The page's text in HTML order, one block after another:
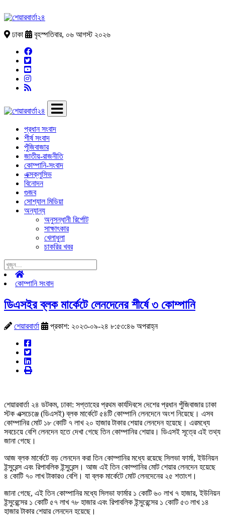
ঢাকা বৃহস্পতিবার, ০৬ আগস্ট ২০২৬
প্রধান সংবাদ
শীর্ষ সংবাদ
পুঁজিবাজার
জাতীয়-রাজনীতি
কোম্পানি-সংবাদ
এক্সক্লুসিভ
বিনোদন
গুজব
সোশ্যাল মিডিয়া
অন্যান্য
অনুসন্ধানী রির্পোট
সাক্ষাৎকার
খেলাধুলা
চাকরির খবর
কোম্পানি সংবাদ
ডিএসইর ব্লক মার্কেটে লেনদেনের শীর্ষে ৩ কোম্পানি
শেয়ারবার্তা প্রকাশ: ২০২৩-০৯-২৪ ৮:৫৩:৪৬ অপরাহ্ন
শেয়ারবার্তা ২৪ ডটকম, ঢাকা: সপ্তাহের প্রথম কার্যদিবসে দেশের প্রধান পুঁজিবাজার ঢাকা
স্টক এক্সচেঞ্জে (ডিএসই) ব্লক মার্কেটে ৫৪টি কোম্পানি লেনদেনে অংশ নিয়েছে। এসব
কোম্পানির মোট ১৮ কোটি ৭ লাখ ২০ হাজার টাকার শেয়ার লেনদেন হয়েছে। এরমধ্যে
সবচেয়ে বেশি লেনদেন হতে দেখা গেছে তিন কোম্পানির শেয়ার। ডিএসই সূত্রে এই তথ্য
জানা গেছে।
আজ ব্লক মার্কেটে বড় লেনদেন করা তিন কোম্পানির মধ্যে রয়েছে সিলভা ফার্মা, ইউনিয়ন
ইন্সুরেন্স এবং রিপাবলিক ইন্সুরেন্স। আজ এই তিন কোম্পানির মোট শেয়ার লেনদেন হয়েছে
৪ কোটি ৭০ লাখ টাকারও বেশি। যা ব্লক মার্কেটে মোট লেনদেনের ২৫ শতাংশ।
জানা গেছে, এই তিন কোম্পানির মধ্যে সিলভা ফার্মার ১ কোটি ৬০ লাখ ৭ হাজার, ইউনিয়ন
ইন্সুরেন্সের ১ কোটি ৫৭ লাখ ৭৮ হাজার এবং রিপাবলিক ইন্সুরেন্সের ১ কোটি ৫৩ লাখ ১৪
হাজার টাকার শেয়ার লেনদেন হয়েছে।